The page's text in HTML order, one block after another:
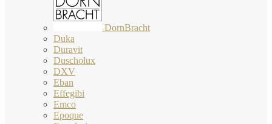
DornBracht
Duka
Duravit
Duscholux
DXV
Eban
Effegibi
Emco
Epoque